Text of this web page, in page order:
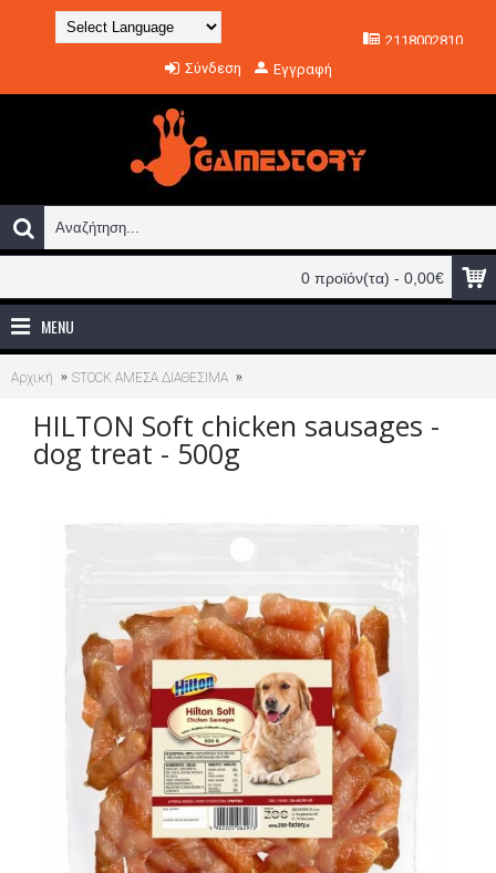
Translate
2118002810
Σύνδεση
Εγγραφή
0 προϊόν(τα) - 0,00€
MENU
Αρχική STOCK ΑΜΕΣΑ ΔΙΑΘΕΣΙΜΑ
HILTON Soft chicken sausages -
dog treat - 500g